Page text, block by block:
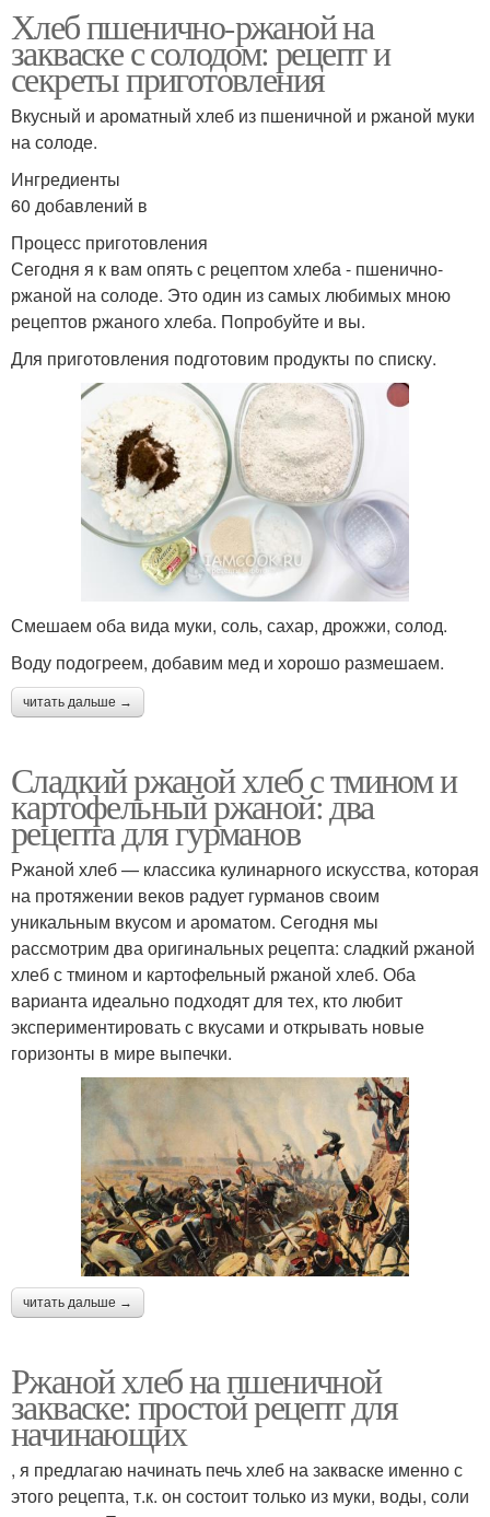
Хлеб пшенично-ржаной на
закваске с солодом: рецепт и
секреты приготовления
Вкусный и ароматный хлеб из пшеничной и ржаной муки
на солоде.
Ингредиенты
60 добавлений в
Процесс приготовления
Сегодня я к вам опять с рецептом хлеба - пшенично-
ржаной на солоде. Это один из самых любимых мною
рецептов ржаного хлеба. Попробуйте и вы.
Для приготовления подготовим продукты по списку.
Смешаем оба вида муки, соль, сахар, дрожжи, солод.
Воду подогреем, добавим мед и хорошо размешаем.
читать дальше →
Сладкий ржаной хлеб с тмином и
картофельный ржаной: два
рецепта для гурманов
Ржаной хлеб — классика кулинарного искусства, которая
на протяжении веков радует гурманов своим
уникальным вкусом и ароматом. Сегодня мы
рассмотрим два оригинальных рецепта: сладкий ржаной
хлеб с тмином и картофельный ржаной хлеб. Оба
варианта идеально подходят для тех, кто любит
экспериментировать с вкусами и открывать новые
горизонты в мире выпечки.
читать дальше →
Ржаной хлеб на пшеничной
закваске: простой рецепт для
начинающих
, я предлагаю начинать печь хлеб на закваске именно с
этого рецепта, т.к. он состоит только из муки, воды, соли